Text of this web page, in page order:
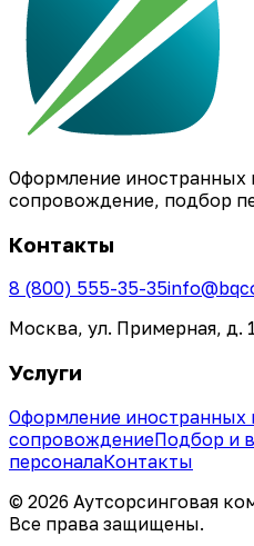
Оформление
сопровождение, подбор
Контакты
8 (800) 555-35-35
Москва, ул. Примерная, д. 1
Услуги
Оформление иностранных
сопровождениеПодбор и
персоналаКонтакты
© 2026 Аутсорсинговая
Все права защищены.